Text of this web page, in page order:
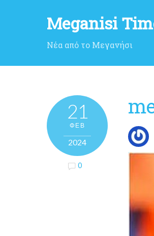
Meganisi
Νέα από το Μεγανήσι
21
ΦΕΒ
2024
0